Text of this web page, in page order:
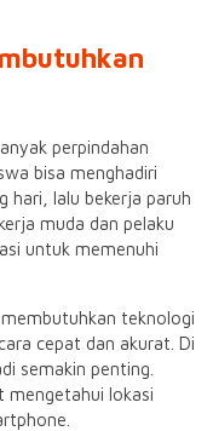
perpindahan
bisa menghadiri
hari, lalu bekerja paruh
muda dan pelaku
untuk memenuhi
teknologi
cepat dan akurat. Di
semakin penting.
mengetahui lokasi